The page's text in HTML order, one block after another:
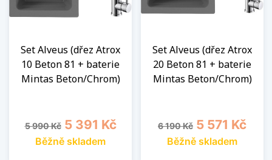
Set Alveus (dřez Atrox
10 Beton 81 + baterie
Mintas Beton/Chrom)
Běžná cena
5 990 Kč Cena
5 391 Kč
Běžně skladem
Set Alveus (dřez Atrox
20 Beton 81 + baterie
Mintas Beton/Chrom)
Běžná cena
6 190 Kč Cena
5 571 Kč
Běžně skladem